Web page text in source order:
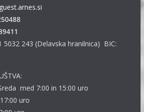
5032 243 (Delavska hranilnica) BIC:
med 7:00 in 15:00 uro
uro